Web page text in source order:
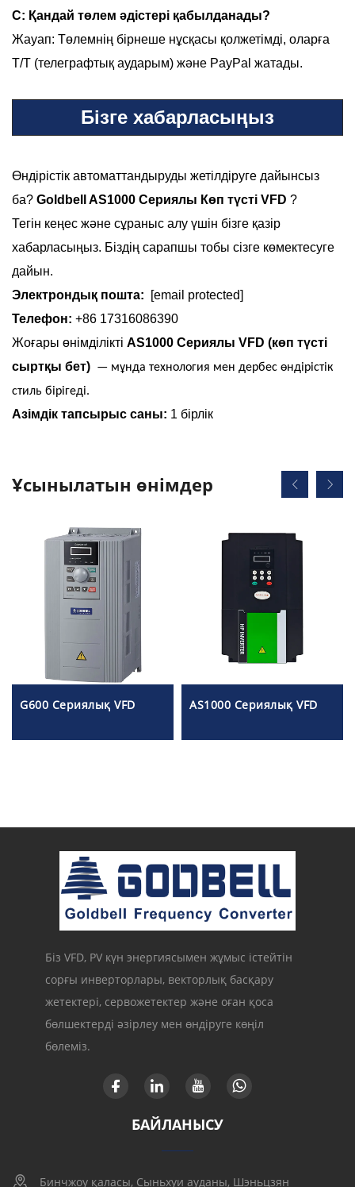
С: Қандай төлем әдістері қабылданады?
Жауап: Төлемнің бірнеше нұсқасы қолжетімді, оларға
T/T (телеграфтық аударым) және PayPal жатады.
Бізге хабарласыңыз
Өндірістік автоматтандыруды жетілдіруге дайынсыз
ба? Goldbell AS1000 Сериялы Көп түсті VFD ?
Тегін кеңес және сұраныс алу үшін бізге қазір
хабарласыңыз. Біздің сарапшы тобы сізге көмектесуге
дайын.
Электрондық пошта:
[email protected]
Телефон: +86 17316086390
Жоғары өнімділікті AS1000 Сериялы VFD (көп түсті
сыртқы бет) — мұнда технология мен дербес өндірістік
стиль бірігеді.
Азімдік тапсырыс саны: 1 бірлік
Ұсынылатын өнімдер
G600 Сериялық VFD AS1000 Сериялық VFD
Біз VFD, PV күн энергиясымен жұмыс істейтін
сорғы инверторлары, векторлық басқару
жетектері, сервожетектер және оған қоса
бөлшектерді әзірлеу мен өндіруге көңіл
бөлеміз.
БАЙЛАНЫСУ
Бинчжоу қаласы, Сыньхуи ауданы, Шэньцзян